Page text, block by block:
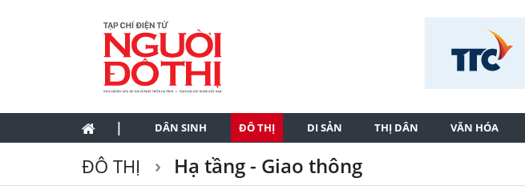
| DÂN SINH ĐÔ THỊ DI SẢN THỊ DÂN VĂN HÓA
ĐÔ THỊ Hạ tầng - Giao thông